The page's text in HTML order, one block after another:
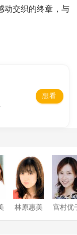
动交织的终章，与
想看
林原惠美 宫村优